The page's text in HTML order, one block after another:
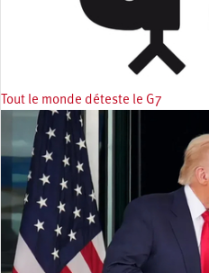
Tout le monde déteste le G7